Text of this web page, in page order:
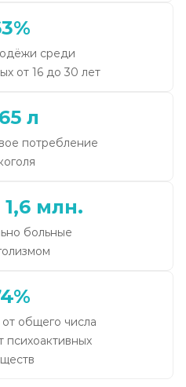
среди
от 16 до 30 лет
л
потребление
млн.
больные
общего числа
психоактивных